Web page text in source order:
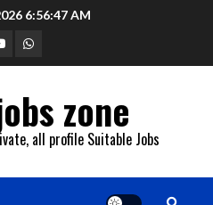
6:56:48 AM
Whatsapp
zone
all profile Suitable Jobs